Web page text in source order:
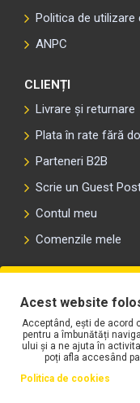
Politica de utilizare
ANPC
CLIENȚI
Livrare și returnare
Plata în rate fără
Parteneri B2B
Scrie un Guest
Contul meu
Comenzile mele
Acest website
Acceptând, ești de acord
pentru a îmbunătăți
ului și a ne ajuta în
poți afla accesând
Politica de cookies